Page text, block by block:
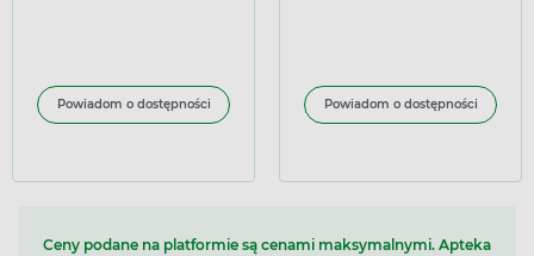
Powiadom o dostępności Powiadom o dostępności
Ceny podane na platformie są cenami maksymalnymi. Apteka